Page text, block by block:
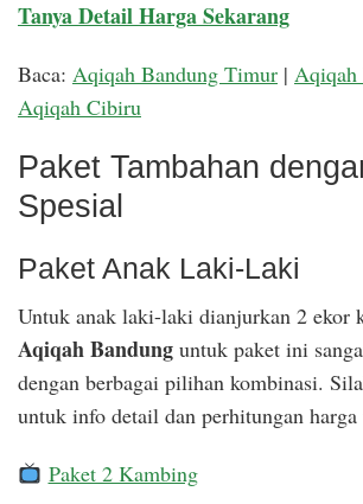
Tanya Detail Harga Sekarang
Baca: Aqiqah Bandung Timur | Aqiqah
Aqiqah Cibiru
Paket Tambahan
Spesial
Paket Anak Laki-Laki
Untuk anak laki-laki dianjurkan 2 ekor
Aqiqah Bandung untuk paket ini
dengan berbagai pilihan kombinasi.
untuk info detail dan perhitungan harga
Paket 2 Kambing